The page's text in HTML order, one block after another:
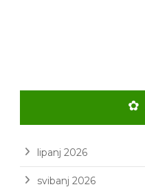
lipanj 2026
svibanj 2026